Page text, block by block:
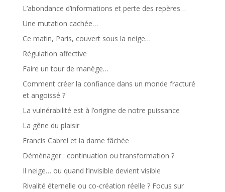
L’abondance d’informations et perte des repères…
Une mutation cachée…
Ce matin, Paris, couvert sous la neige…
Régulation affective
Faire un tour de manège…
Comment créer la confiance dans un monde fracturé
et angoissé ?
La vulnérabilité est à l’origine de notre puissance
La gêne du plaisir
Francis Cabrel et la dame fâchée
Déménager : continuation ou transformation ?
Il neige… ou quand l’invisible devient visible
Rivalité éternelle ou co-création réelle ? Focus sur